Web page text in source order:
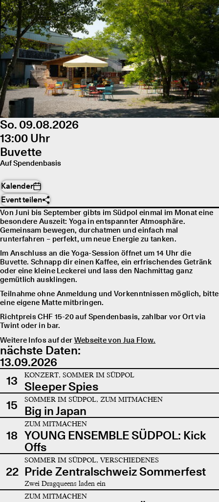
So. 09.08.2026
13:00 Uhr
Buvette
Auf Spendenbasis
Kalender
Event teilen
Von Juni bis September gibts im Südpol einmal im Monat eine
besondere Auszeit: Yoga in entspannter Atmosphäre.
Gemeinsam bewegen, durchatmen und einfach mal
runterfahren – perfekt, um neue Energie zu tanken.
Im Anschluss an die Yoga-Session öffnet um 14 Uhr die
Buvette. Schnapp dir einen Kaffee, ein erfrischendes Getränk
oder eine kleine Leckerei und lass den Nachmittag ganz
gemütlich ausklingen.
Teilnahme ohne Anmeldung und Vorkenntnissen möglich, bitte
eine eigene Matte mitbringen.
Richtpreis CHF 15-20 auf Spendenbasis, zahlbar vor Ort via
Twint oder in bar.
Weitere Infos auf der Webseite von Jua Flow.
nächste Daten:
13.09.2026
13
KONZERT, SOMMER IM SÜDPOL
Sleeper Spies
15
SOMMER IM SÜDPOL, ZUM MITMACHEN
Big in Japan
18
ZUM MITMACHEN
YOUNG ENSEMBLE SÜDPOL: Kick
Offs
22
SOMMER IM SÜDPOL, VERSCHIEDENES
Pride Zentralschweiz Sommerfest
Zwei Dragqueens laden ein
ZUM MITMACHEN